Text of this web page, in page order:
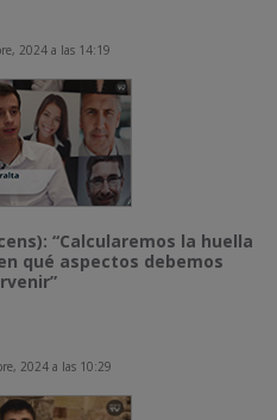
2024 a las 14:19
“Calcularemos la huella
qué aspectos debemos
2024 a las 10:29